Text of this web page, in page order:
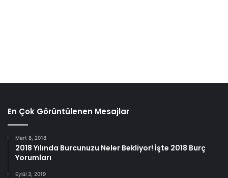
En Çok Görüntülenen Mesajlar
Mart 8, 2018
2018 Yılında Burcunuzu Neler Bekliyor! İşte 2018 Burç
Yorumları
Eylül 3, 2019